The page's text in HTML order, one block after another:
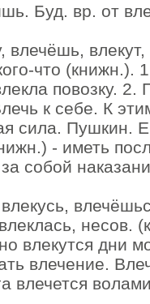
Буд. вр. от
влечёшь,
что (книжн.).
повозку. 2.
к себе. К
сила. Пушкин.
- иметь
собой
несов.
влекутся дни
влечение.
влечется